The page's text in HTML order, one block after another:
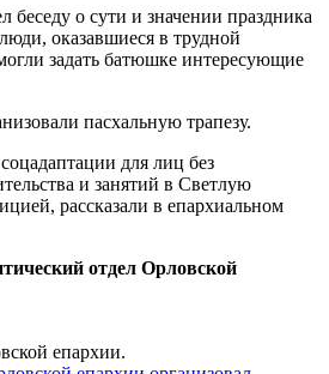
беседу о сути и значении праздника
оказавшиеся в трудной
задать батюшке интересующие
пасхальную трапезу.
для лиц без
и занятий в Светлую
рассказали в епархиальном
отдел Орловской
епархии.